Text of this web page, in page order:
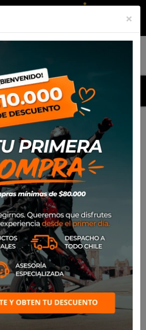
Gorro Alpinestars Blaze Flexfit
×